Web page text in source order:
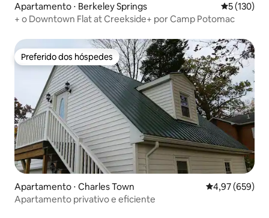
Apartamento ⋅ Berkeley Springs 5 de uma
5 (130)
+ o Downtown Flat at Creekside+ por Camp Potomac
Preferido dos hóspedes
Preferido dos hóspedes
Apartamento ⋅ Charles Town 4,97 de uma
4,97 (659)
Apartamento privativo e eficiente